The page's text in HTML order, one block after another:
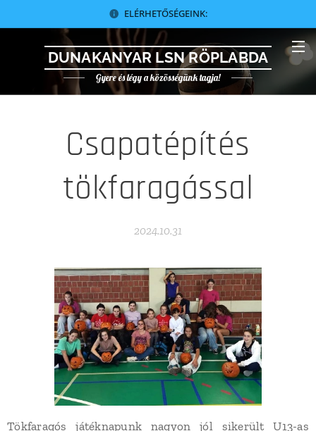
ELÉRHETŐSÉGEINK:
DUNAKANYAR LSN RÖPLABDA
Gyere és légy a közösségünk tagja!
Csapatépítés
tökfaragással
2024.10.31
Tökfaragós játéknapunk nagyon jól sikerült U13-as